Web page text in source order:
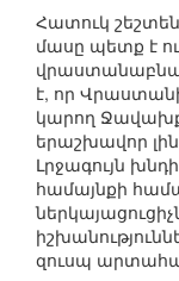
Հատուկ
մասը պետք է
է, որ
կարող
երաշխավոր
Լրջագույն
համայնքի
զուսպ